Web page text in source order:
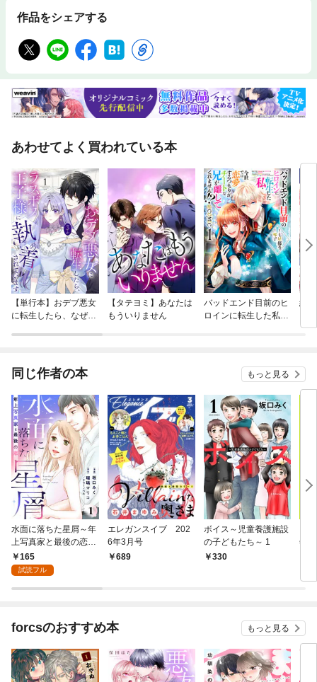
作品をシェアする
あわせてよく買われている本
【単行本】おデブ悪女
に転生したら、なぜか
【タテヨミ】あなたは
もういりません
バッドエンド目前のヒ
ロインに転生した私、
結
同じ作者の本 もっと見る
水面に落ちた星屑～年
上写真家と最後の恋～
1話165
試読フル
エレガンスイブ 202
6年3月号
689
ボイス～児童養護施設
の子どもたち～ 1
330
年
forcsのおすすめ本 もっと見る